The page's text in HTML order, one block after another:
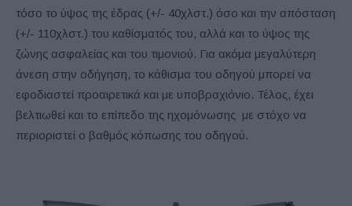
τόσο το ύψος της έδρας (+/- 40χλστ.) όσο και την απόσταση
(+/- 110χλστ.) του καθίσματός του, αλλά και το ύψος της
ζώνης ασφαλείας και του τιμονιού. Για ακόμα μεγαλύτερη
άνεση στην οδήγηση, το κάθισμα του οδηγού μπορεί να
εφοδιαστεί προαιρετικά και με υποβραχιόνιο. Τέλος, έχει
βελτιωθεί και το επίπεδο της ηχομόνωσης με στόχο να
περιοριστεί ο βαθμός κόπωσης του οδηγού.